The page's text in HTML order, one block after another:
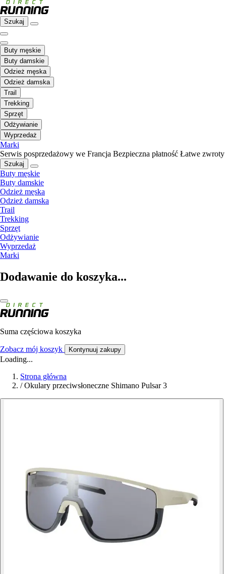
Szukaj
Buty męskie
Buty damskie
Odzież męska
Odzież damska
Trail
Trekking
Sprzęt
Odżywianie
Wyprzedaż
Marki
Serwis posprzedażowy we Francja Bezpieczna płatność Łatwe zwroty
Szukaj
Buty męskie
Buty damskie
Odzież męska
Odzież damska
Trail
Trekking
Sprzęt
Odżywianie
Wyprzedaż
Marki
Dodawanie do koszyka...
Suma częściowa koszyka
Zobacz mój koszyk Kontynuuj zakupy
Loading...
Strona główna
/ Okulary przeciwsłoneczne Shimano Pulsar 3